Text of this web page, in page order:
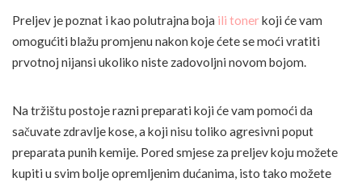
Preljev je poznat i kao polutrajna boja ili tonerkoji će vam
omogućiti blažu promjenu nakon koje ćete se moći vratiti
prvotnoj nijansi ukoliko niste zadovoljni novom bojom.
Na tržištu postoje razni preparati koji će vam pomoći da
sačuvate zdravlje kose, a koji nisu toliko agresivni poput
preparata punih kemije. Pored smjese za preljev koju možete
kupiti u svim bolje opremljenim dućanima, isto tako možete